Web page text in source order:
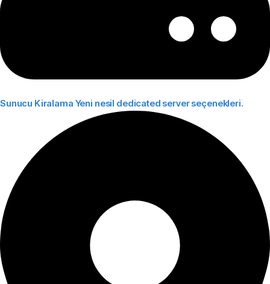
Sunucu Kiralama Yeni nesil dedicated server seçenekleri.